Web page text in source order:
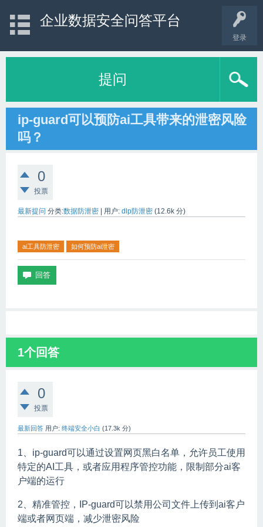
登录
企业数据安全问答平台
提问
ip-guard可以预防ai工具带来的泄密风险
吗？
0
投票
最新提问 分类:数据防泄密 用户: dlp防泄密 (12.6k 分)
ai工具防泄密 如何预防ai泄密
1个回答
0
投票
最新回答 用户: 终端安全小白 (17.3k 分)
1、ip-guard可以通过设置网页黑白名单，允许员工使用
特定的AI工具，或者应用程序管控功能，限制部分ai客
户端的运行
2、精准管控，IP-guard可以禁用公司文件上传到ai客户
端或者网页端，减少泄密风险